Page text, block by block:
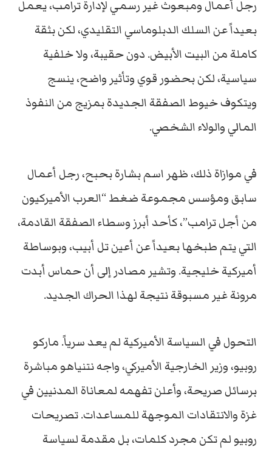
رجلأعمالومبعوثغير رسميلإدارةترامب،يعمل
بعيداًعنالسلك الدبلوماسيالتقليدي،لكنبثقة
كاملةمنالبيتالأبيض. دونحقيبة،ولاخلفية
سياسية،لكنبحضور قويوتأثير واضح،ينسج
ويتكوفخيوط الصفقةالجديدةبمزيج منالنفوذ
الماليوالولاءالشخصي.
فيموازاةذلك،ظهر اسمبشارةبحبح،رجلأعمال
سابقومؤسسمجموعةضغط “العربالأميركيون
منأجلترامب”،كأحدأبرز وسطاءالصفقةالقادمة،
التييتمطبخهابعيداًعنأعينتلأبيب،وبوساطة
أميركيةخليجية. وتشير مصادر إلىأنحماسأبدت
مرونةغير مسبوقةنتيجةلهذاالحراك الجديد.
التحولفيالسياسةالأميركيةلميعدسرياً. ماركو
روبيو،وزير الخارجيةالأميركي،واجهنتنياهو مباشرة
برسائلصريحة،وأعلنتفهمهلمعاناةالمدنيينفي
غزةوالانتقاداتالموجهةللمساعدات.تصريحات
روبيو لمتكنمجردكلمات،بلمقدمةلسياسة